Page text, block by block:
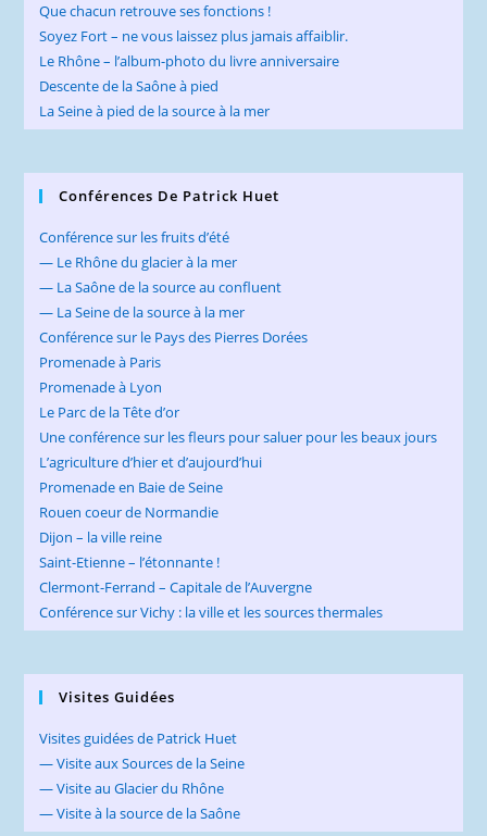
Que chacun retrouve ses fonctions !
Soyez Fort – ne vous laissez plus jamais affaiblir.
Le Rhône – l’album-photo du livre anniversaire
Descente de la Saône à pied
La Seine à pied de la source à la mer
Conférences De Patrick Huet
Conférence sur les fruits d’été
— Le Rhône du glacier à la mer
— La Saône de la source au confluent
— La Seine de la source à la mer
Conférence sur le Pays des Pierres Dorées
Promenade à Paris
Promenade à Lyon
Le Parc de la Tête d’or
Une conférence sur les fleurs pour saluer pour les beaux jours
L’agriculture d’hier et d’aujourd’hui
Promenade en Baie de Seine
Rouen coeur de Normandie
Dijon – la ville reine
Saint-Etienne – l’étonnante !
Clermont-Ferrand – Capitale de l’Auvergne
Conférence sur Vichy : la ville et les sources thermales
Visites Guidées
Visites guidées de Patrick Huet
— Visite aux Sources de la Seine
— Visite au Glacier du Rhône
— Visite à la source de la Saône